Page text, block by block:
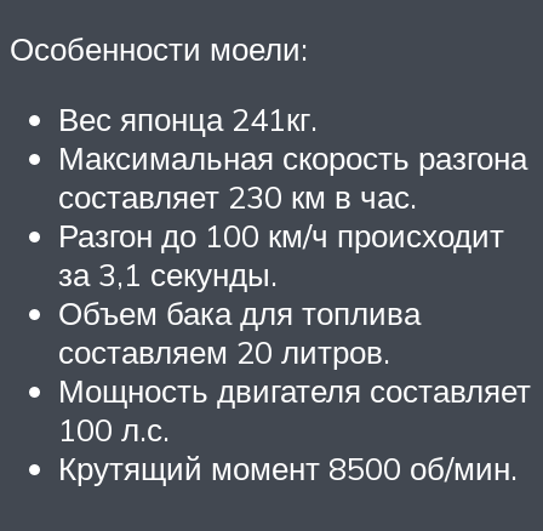
Особенности моели:
Вес японца 241кг.
Максимальная скорость разгона
составляет 230 км в час.
Разгон до 100 км/ч происходит
за 3,1 секунды.
Объем бака для топлива
составляем 20 литров.
Мощность двигателя составляет
100 л.с.
Крутящий момент 8500 об/мин.